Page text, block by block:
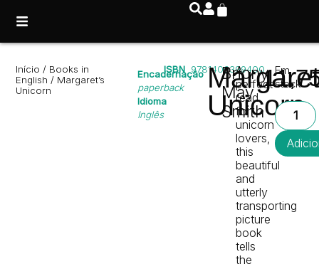
Início / Books in
English / Margaret’s
Unicorn
Encadernação
paperback
Idioma
Inglês
ISBN 9781406399400
Unicorn
Briony
May
Smith
A
perfect
read
for
unicorn
lovers,
this
beautiful
and
utterly
transporting
picture
book
tells
the
Em
stock